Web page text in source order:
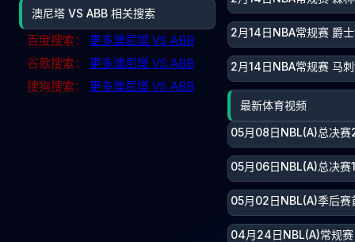
澳尼塔 VS ABB 相关搜索
百度搜索：
更多澳尼塔 VS ABB
谷歌搜索：
更多澳尼塔 VS ABB
搜狗搜索：
更多澳尼塔 VS ABB
2月14日NBA常规赛 爵
2月14日NBA常规赛 马
最新体育视频
05月08日NBL(A)总决
05月06日NBL(A)总决赛
05月02日NBL(A)季后赛
04月24日NBL(A)常规